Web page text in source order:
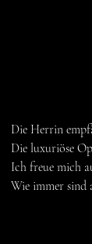
Die Herrin
Die luxuriöse
Ich freue mich
Wie immer sind